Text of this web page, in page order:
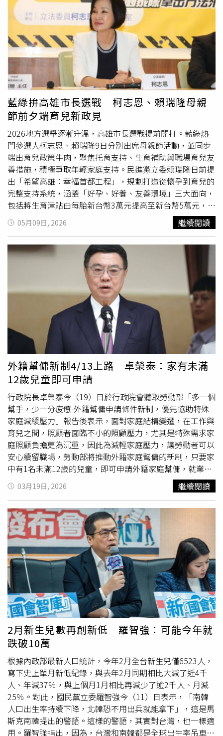
兒基金」，升級親子館、共融遊戲場與複合式小型兒童圖書
館，同時整合嬰幼兒健康發展及早療支持系統。第二，「媽
媽好靠山」。賴瑞隆表示，未來將擴大孕前健檢、孕產醫療
諮詢及心理健康支持服務，並推動產後到宅照顧與爸爸育兒
衛教。他也提出「每童60小時延托券」政策，針對全市公托
及準公托兒童，每年補助延托60小時；若為特殊需求孩子，
則提高至100小時，讓家長能更彈性安排托育時間，並結合
社區據點打造更完整照顧網絡。第三項則是「女力新未
來」。賴瑞隆表示，將推動女性重返職場扶助、打造友善育
兒職場環境，並提供創業、職訓及數位技能支持，同時加強
對新住民女性的協助，擴大女性參與公共事務與城市治理的
平台。賴瑞隆強調，媽媽總是把最好的留給孩子，高雄也應
該把更多溫柔留給媽媽。他說，未來將持續推動更完整的育
兒與照顧政策，延續陳其邁市府治理成果，攜手市民打造全
台最有溫度、最幸福的城市。
藍綠拚高雄市長選戰 柯志恩、賴瑞隆母親
節前夕端育兒新政見
2026地方選舉逐漸升溫，高雄市長選戰提前開打。藍綠熱
門參選人柯志恩、賴瑞隆9日分別出席母親節活動，並同步
端出育兒政策牛肉，聚焦托育支持、生育補助與職場育兒友
善措施，積極爭取年輕家庭支持。民進黨立委賴瑞隆日前提
出「希望高雄：幸福首都工程」，規劃打造從懷孕到育兒的
完整支持系統，涵蓋「好孕、好養、友善環境」三大面向，
包括將生育津貼由每胎新台幣3萬元提高至新台幣5萬元，擴
大孕婦醫療與心理支持，並推動企業友善生育認證。在育兒
補助方面，賴瑞隆主張提高
至每月新台幣7000元
至新台幣1萬元，多胎家庭再加碼，並規劃成立「高雄育兒
基金」，推出全國首創的孕婦專屬禮「幸福孕哺枕」。9日
他再加碼提出「每童60小時延托券」政策，表示未來將針對
全市公托及準公托孩童提供延托補助，每名孩童每年可獲60
小時延托服務，弱勢與特殊需求家庭則加碼至100小時，希
望讓家長在加班、就醫、臨時狀況或短暫休息需求時，能獲
得更有彈性的托育支持，減輕照顧壓力。國民黨立委柯志恩
則提出「育兒三箭」政策，從托育升級、津貼加碼與職場平
權三方向切入，盼打破育兒與工作的兩難，讓家長能兼顧家
庭與職場。柯志恩主打全台首創「喘息券」制度，整合托育
據點與保母資源，提供家長短時間托育支援，協助處理突發
狀況或獲得喘息空間。同時，她也規劃臨時托育據點倍增計
畫，提升整體托育量能。在津貼部分，柯志恩提出「加一胎
多1萬」方案，搭配中央補助後，最高可領新台幣15萬元，
並推動「育嬰不扣薪」政策，由市府補足育嬰假期間的薪資
差額，降低家庭經濟負擔。她也主張推動企業彈性工時，讓
育兒員工每日可縮短1小時工時，並由市府補貼企業代班人
力成本，打造勞資雙贏環境。
05月09日, 2026 繼續閱讀
外籍幫傭新制4/13上路 卓榮泰：家有未滿
12歲兒童即可申請
行政院長卓榮泰今（19）日於行政院會聽取勞動部「多一個
幫手，少一分疲憊-外籍幫傭申請條件新制，優先協助特殊
家庭減緩壓力」報告後表示，面對家庭結構變遷，在工作與
育兒之間，照顧者面臨不小的照顧壓力，尤其是特殊需求家
庭照顧負擔更為沉重，因此為減輕家庭壓力，讓勞動者可以
安心續留職場，勞動部將推動外籍家庭幫傭的新制，只要家
中有1名未滿12歲的兒童，即可申請外籍家庭幫傭，就業安
定費每月5,000元；弱勢、特殊需求及高需求家庭，將優先
取得人力，且每月就業安定費降為2,000元，以強化家庭照
顧支持，希望讓有需求的家庭，能「多一個幫手，少一分疲
憊」。卓榮泰說明，勞動部與衛生福利部合作也採取三項配
套措施：首先，在「確保本國工作者權益」方面，將擴大育
兒指導員工作機會、強化托育與家事服務媒合、提供本國工
作者就業獎勵及專業技能訓練；其次，在「確保家務工作品
質」方面，幫傭工作定位為家務幫手，因此將提供基本知能
培訓及育兒指導員到宅指導服務技巧；第三，在「特殊需求
家庭優先照顧」方面，採行簡化行政審查作業，專案服務優
先協助及減收就業安定費等。卓榮泰強調，這次新的措施，
並非取代既有托育或照顧服務體系，而是在相關社會支持資
源之外，提供多一項家務協助的選擇，協助有需要的家庭可
以「減輕家務負擔，安心續留職場」。為兼顧公平性，政府
也同步採取弱勢需求、特殊需求優先的制度，請勞動部務必
妥善規劃相關審查及管理機制，並與衛福部持續強化本國家
事服務與托育人力培訓及媒合機制，讓新制能順利於今
（115）年4月13日上路，協助更多國人兼顧家庭與工作。
卓榮泰補充說道，他曾於施政報告中強調，政府在生育、養
育、教育的三個階段，都要給予年輕家庭及下一代更大的支
持。因此，「0-6歲國家一起養2.0」持續加大支持力道，從
發放 育兒津貼與托育補助、架構公共化托育與助學體系、彈
03月19日, 2026 繼續閱讀
2月新生兒數再創新低 羅智強：可能今年就
跌破10萬
根據內政部最新人口統計，今年2月全台新生兒僅6523人，
寫下史上單月新低紀錄，與去年2月同期相比大減了近4千
人、年減37％，與上個月1月相比再減少了逾2千人、月減
25％。對此，國民黨立委羅智強今（11）日表示，「南韓
人口出生率持續下降，北韓恐不用出兵就能拿下」，這是馬
斯克南韓提出的警語。這樣的警語，其實對台灣，也一樣適
用。羅智強指出，因為，台灣和南韓都是全球出生率吊車尾